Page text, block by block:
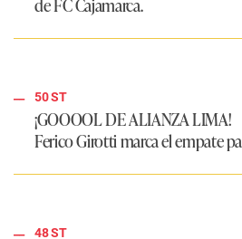
de FC Cajamarca.
50 ST
¡GOOOOL DE ALIANZA LIMA!
Ferico Girotti marca el empate
48 ST